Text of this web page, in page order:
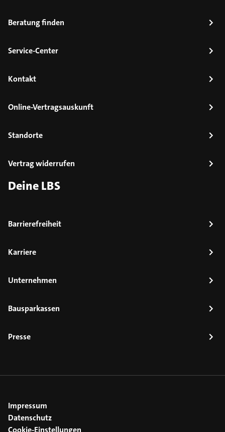
Beratung finden
Service-Center
Kontakt
Online-Vertragsauskunft
Standorte
Vertrag widerrufen
Deine LBS
Barrierefreiheit
Karriere
Unternehmen
Bausparkassen
Presse
Impressum
Datenschutz
Cookie-Einstellungen